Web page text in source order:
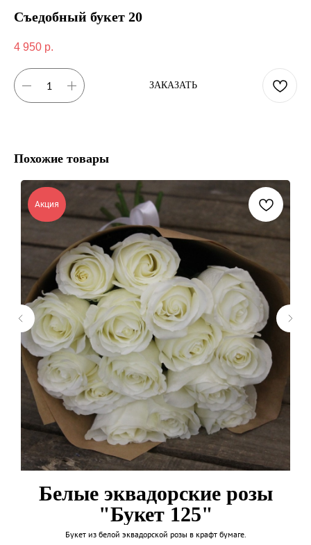
Съедобный букет 20
4 950 р.
ЗАКАЗАТЬ
Похожие товары
Акция
Белые эквадорские розы
"Букет 125"
Букет из белой эквадорской розы в крафт бумаге.